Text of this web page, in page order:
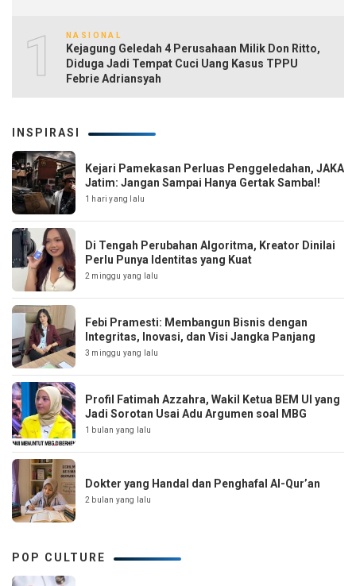
10NASIONAL
Kejagung Geledah 4 Perusahaan Milik Don Ritto,
Diduga Jadi Tempat Cuci Uang Kasus TPPU
Febrie Adriansyah
INSPIRASI
Kejari Pamekasan Perluas Penggeledahan, JAKA
Jatim: Jangan Sampai Hanya Gertak Sambal!
1 hari yang lalu
Di Tengah Perubahan Algoritma, Kreator Dinilai
Perlu Punya Identitas yang Kuat
2 minggu yang lalu
Febi Pramesti: Membangun Bisnis dengan
Integritas, Inovasi, dan Visi Jangka Panjang
3 minggu yang lalu
Profil Fatimah Azzahra, Wakil Ketua BEM UI yang
Jadi Sorotan Usai Adu Argumen soal MBG
1 bulan yang lalu
Dokter yang Handal dan Penghafal Al-Qur’an
2 bulan yang lalu
POP CULTURE